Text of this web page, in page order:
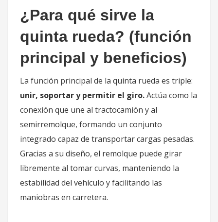
¿Para qué sirve la
quinta rueda? (función
principal y beneficios)
La función principal de la quinta rueda es triple:
unir, soportar y permitir el giro.Actúa como la
conexión que une al tractocamión y al
semirremolque, formando un conjunto
integrado capaz de transportar cargas pesadas.
Gracias a su diseño, el remolque puede girar
libremente al tomar curvas, manteniendo la
estabilidad del vehículo y facilitando las
maniobras en carretera.